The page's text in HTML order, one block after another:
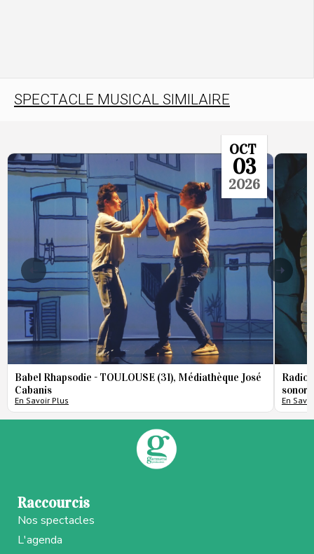
SPECTACLE MUSICAL SIMILAIRE
OCT
03
2026
Babel Rhapsodie - TOULOUSE (31), Médiathèque José
Cabanis
En Savoir Plus
Radio
En
Raccourcis
Nos spectacles
L'agenda